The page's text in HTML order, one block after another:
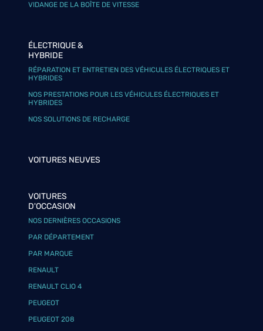
VIDANGE DE LA BOÎTE DE VITESSE
ÉLECTRIQUE &
HYBRIDE
RÉPARATION ET ENTRETIEN DES VÉHICULES ÉLECTRIQUES ET
HYBRIDES
NOS PRESTATIONS POUR LES VÉHICULES ÉLECTRIQUES ET
HYBRIDES
NOS SOLUTIONS DE RECHARGE
VOITURES NEUVES
VOITURES
D'OCCASION
NOS DERNIÈRES OCCASIONS
PAR DÉPARTEMENT
PAR MARQUE
RENAULT
RENAULT CLIO 4
PEUGEOT
PEUGEOT 208